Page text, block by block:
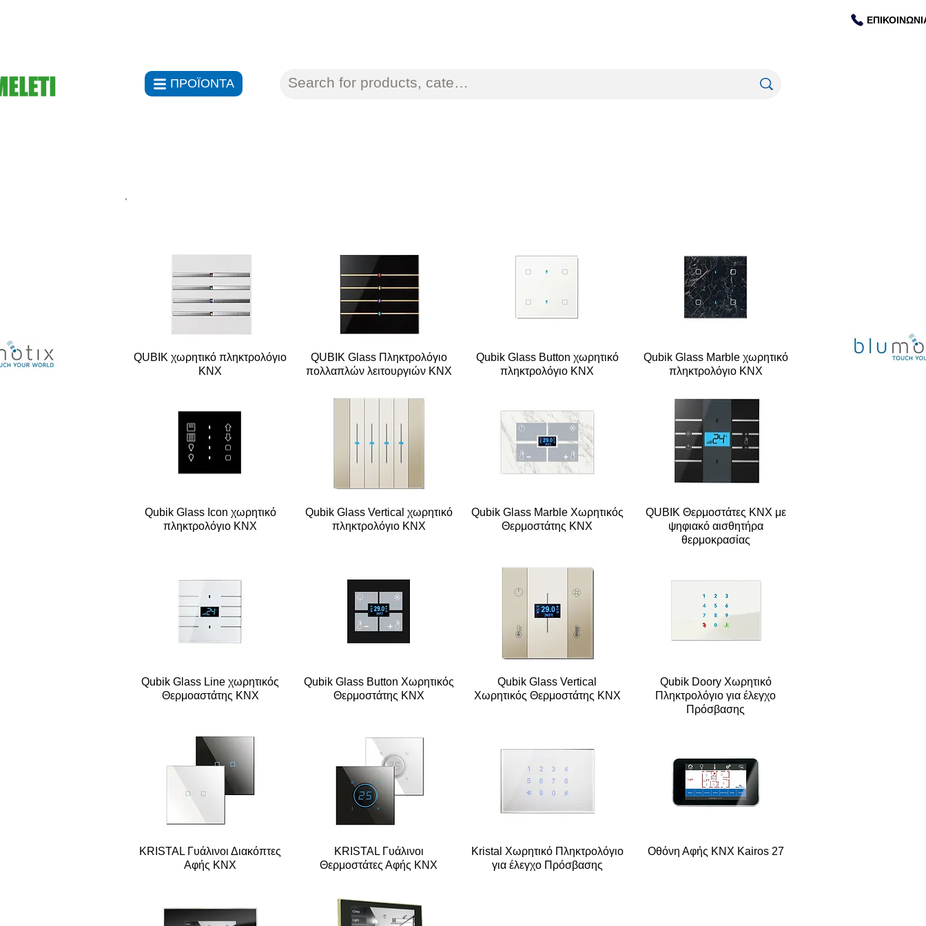
ΠΡΟΪΟΝΤΑ
QUBIK χωρητικό πληκτρολόγιο
KNX
QUBIK Glass Πληκτρολόγιο
πολλαπλών λειτουργιών KNX
Qubik Glass Button χωρητικό
πληκτρολόγιο KNX
Qubik Glass Marble χωρητικό
πληκτρολόγιο KNX
Qubik Glass Icon χωρητικό
πληκτρολόγιο KNX
Qubik Glass Vertical χωρητικό
πληκτρολόγιο KNX
Qubik Glass Marble Xωρητικός
Θερμοστάτης KNX
QUBIK Θερμοστάτες KNX με
ψηφιακό αισθητήρα
θερμοκρασίας
Qubik Glass Line χωρητικός
Θερμοαστάτης KNX
Qubik Glass Button Xωρητικός
Θερμοστάτης KNX
Qubik Glass Vertical
Xωρητικός Θερμοστάτης KNX
Qubik Doory Xωρητικό
Πληκτρολόγιο για έλεγχο
Πρόσβασης
KRISTAL Γυάλινοι Διακόπτες
Αφής ΚΝΧ
KRISTAL Γυάλινοι
Θερμοστάτες Αφής ΚΝΧ
Kristal Xωρητικό Πληκτρολόγιο
για έλεγχο Πρόσβασης
Οθόνη Αφής ΚΝΧ Kairos 27